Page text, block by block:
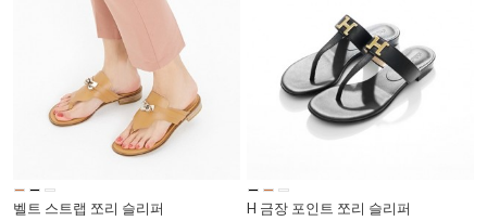
벨트 스트랩 쪼리 슬리퍼 H 금장 포인트 쪼리 슬리퍼